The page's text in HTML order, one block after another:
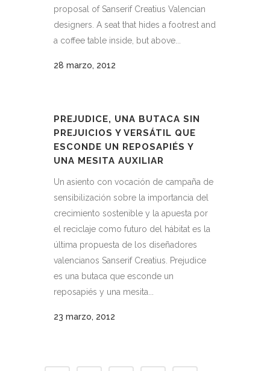
proposal of Sanserif Creatius Valencian
designers. A seat that hides a footrest and
a coffee table inside, but above...
28 marzo, 2012
PREJUDICE, UNA BUTACA SIN
PREJUICIOS Y VERSÁTIL QUE
ESCONDE UN REPOSAPIÉS Y
UNA MESITA AUXILIAR
Un asiento con vocación de campaña de
sensibilización sobre la importancia del
crecimiento sostenible y la apuesta por
el reciclaje como futuro del hábitat es la
última propuesta de los diseñadores
valencianos Sanserif Creatius. Prejudice
es una butaca que esconde un
reposapiés y una mesita...
23 marzo, 2012